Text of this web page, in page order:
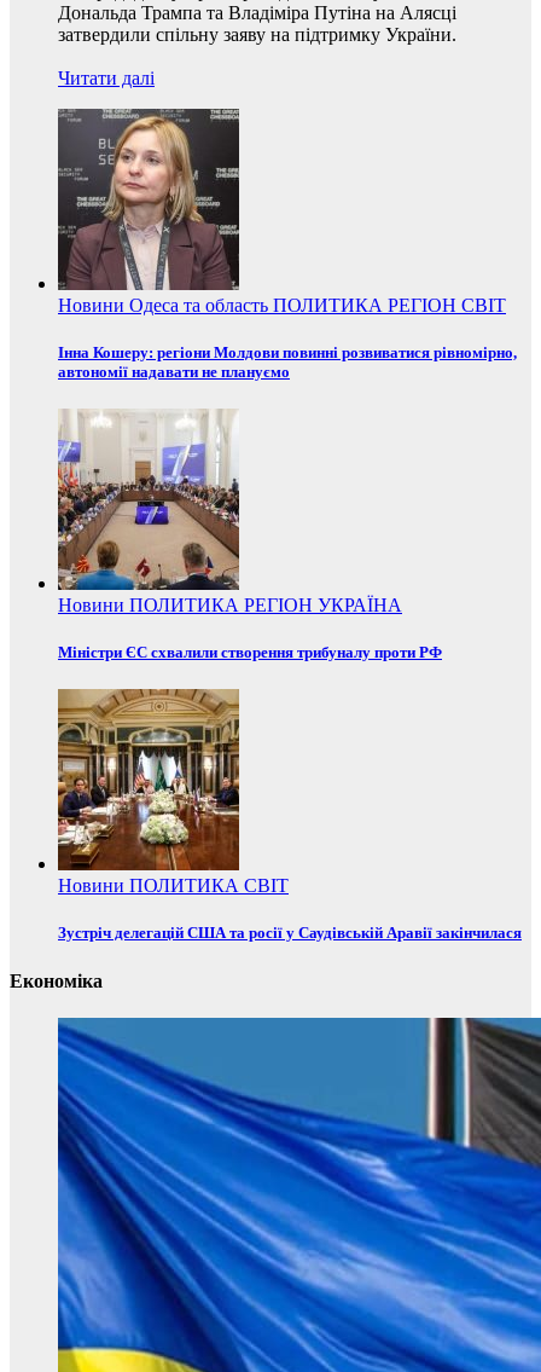
Дональда Трампа та Владіміра Путіна на Алясці
затвердили спільну заяву на підтримку України.
Читати далі
Новини Одеса та область ПОЛИТИКА РЕГІОН СВІТ
Інна Кошеру: регіони Молдови повинні розвиватися рівномірно,
автономії надавати не плануємо
Новини ПОЛИТИКА РЕГІОН УКРАЇНА
Міністри ЄС схвалили створення трибуналу проти РФ
Новини ПОЛИТИКА СВІТ
Зустріч делегацій США та росії у Саудівській Аравії закінчилася
Економіка